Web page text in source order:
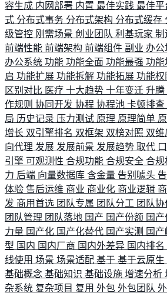
容生成 内网部署 内置 最佳实践 最佳平
式 分布式事务 分布式架构 分布式缓存
级管控 刚需场景 创业团队 利基玩家 制
前端性能 前端架构 前端组件 副业 办公
办公系统 功能 功能全面 功能最强 功能
启 功能扩展 功能拆解 功能拓展 功能权
区别对比 医疗 十大趋势 十年变迁 升腾
作规则 协同开发 协程 协程池 卡顿排查
局 历史记录 压力测试 原理 原理简单
增长 双引擎排名 双框架 双榜对照 双维
向代理 发展 发展前景 发展趋势 取代
引擎 可观测性 合规功能 合规安全 合规
力 后端 向量数据库 含金量 告别噱头
体验 售后运维 商业 商业化 商业逻辑
发 商用首选 团队专属 团队分工 团队协
团队管理 团队落地 国产 国产份额 国
力量 国产化 国产化替代 国产实测 国
型 国内 国内厂商 国内外差异 国内排名
线使用 场景 场景适配 基于 基于云原生
基础概念 基础知识 基础设施 增速分析
杂系统 复杂项目 复用 外包 外包团队